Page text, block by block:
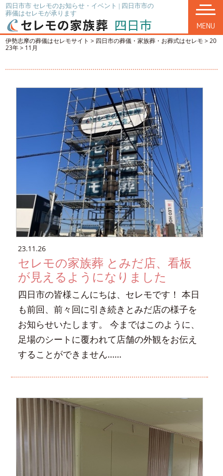
四日市市 セレモのお知らせ・イベント | 四日市市の
葬儀はセレモが承ります
MENU
伊勢志摩の葬儀はセレモサイト > 四日市の葬儀・家族葬・お葬式はセレモ >20
23年> 11月
23.11.26
セレモの家族葬 とみだ店、看板
が見えるようになりました
四日市の皆様こんにちは、セレモです！ 本日
も前回、前々回に引き続きとみだ店の様子を
お知らせいたします。 今まではこのように、
足場のシートに覆われて店舗の外観をお伝え
することができません……